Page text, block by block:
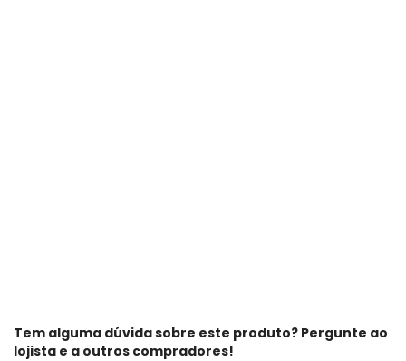
Tem alguma dúvida sobre este produto? Pergunte ao
lojista e a outros compradores!